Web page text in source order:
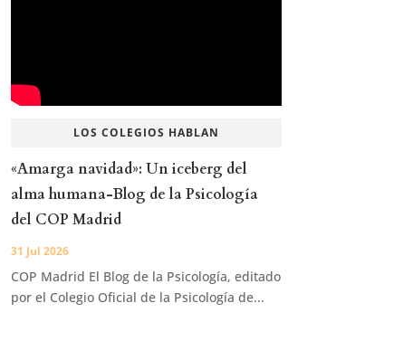
LOS COLEGIOS HABLAN
«Amarga navidad»: Un iceberg del
alma humana-Blog de la Psicología
del COP Madrid
31 Jul 2026
COP Madrid El Blog de la Psicología, editado
por el Colegio Oficial de la Psicología de...